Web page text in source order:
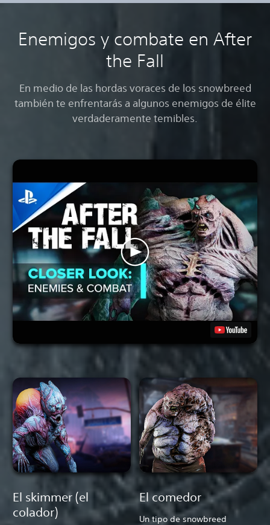
Enemigos y combate en After
the Fall
En medio de las hordas voraces de los snowbreed
también te enfrentarás a algunos enemigos de élite
verdaderamente temibles.
El skimmer (el
colador)
El comedor
Un tipo de snowbreed